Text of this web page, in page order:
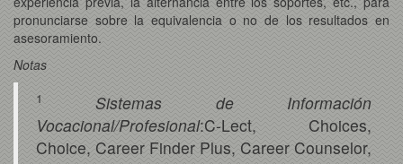
pronunciarse sobre la equivalencia o no de los resultados en
asesoramiento.
Notas
1
Sistemas de Información
Vocacional/Profesional:C-Lect, Choices,
Choice, Career Finder Plus, Career Counselor,